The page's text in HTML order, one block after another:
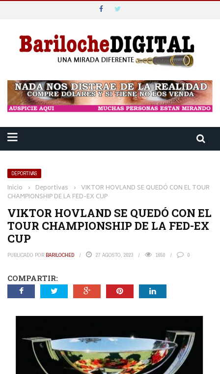
DEPORTIVAS
Inicio › Deportivas › VIKTOR HOVLAND SE QUEDÓ CON EL TOUR
CHAMPIONSHIP DE LA FED-EX CUP
VIKTOR HOVLAND SE QUEDÓ CON EL
TOUR CHAMPIONSHIP DE LA FED-EX
CUP
PUBLICADO POR BARILOCHED 27 AGOSTO, 2023 1650 0
COMPARTIR: